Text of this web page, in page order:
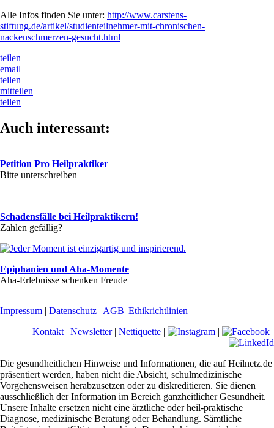
Alle Infos finden Sie unter: http://www.carstens-
stiftung.de/artikel/studienteilnehmer-mit-chronischen-
nackenschmerzen-gesucht.html
teilen
email
teilen
mitteilen
teilen
Auch interessant:
Petition Pro Heilpraktiker
Bitte unterschreiben
Schadensfälle bei Heilpraktikern!
Zahlen gefällig?
Epiphanien und Aha-Momente
Aha-Erlebnisse schenken Freude
Impressum | Datenschutz | AGB| Ethikrichtlinien
Kontakt | Newsletter | Nettiquette | | |
Die gesundheitlichen Hinweise und Informationen, die auf Heilnetz.de
präsentiert werden, haben nicht die Absicht, schulmedizinische
Vorgehensweisen herabzusetzen oder zu diskreditieren. Sie dienen
ausschließlich der Information im Bereich ganzheitlicher Gesundheit.
Unsere Inhalte ersetzen nicht eine ärztliche oder heil-praktische
Diagnose, medizinische Beratung oder Behandlung. Sämtliche